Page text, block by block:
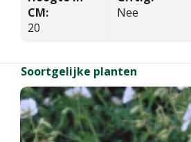
CM:
20
Nee
Soortgelijke planten